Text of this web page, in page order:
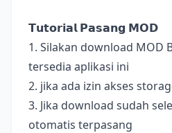
𝗧𝘂𝘁𝗼𝗿𝗶𝗮𝗹 𝗣𝗮𝘀𝗮𝗻𝗴 𝗠𝗢𝗗
1. Silakan download MOD
tersedia aplikasi ini
2. jika ada izin akses
3. Jika download sudah
otomatis terpasang